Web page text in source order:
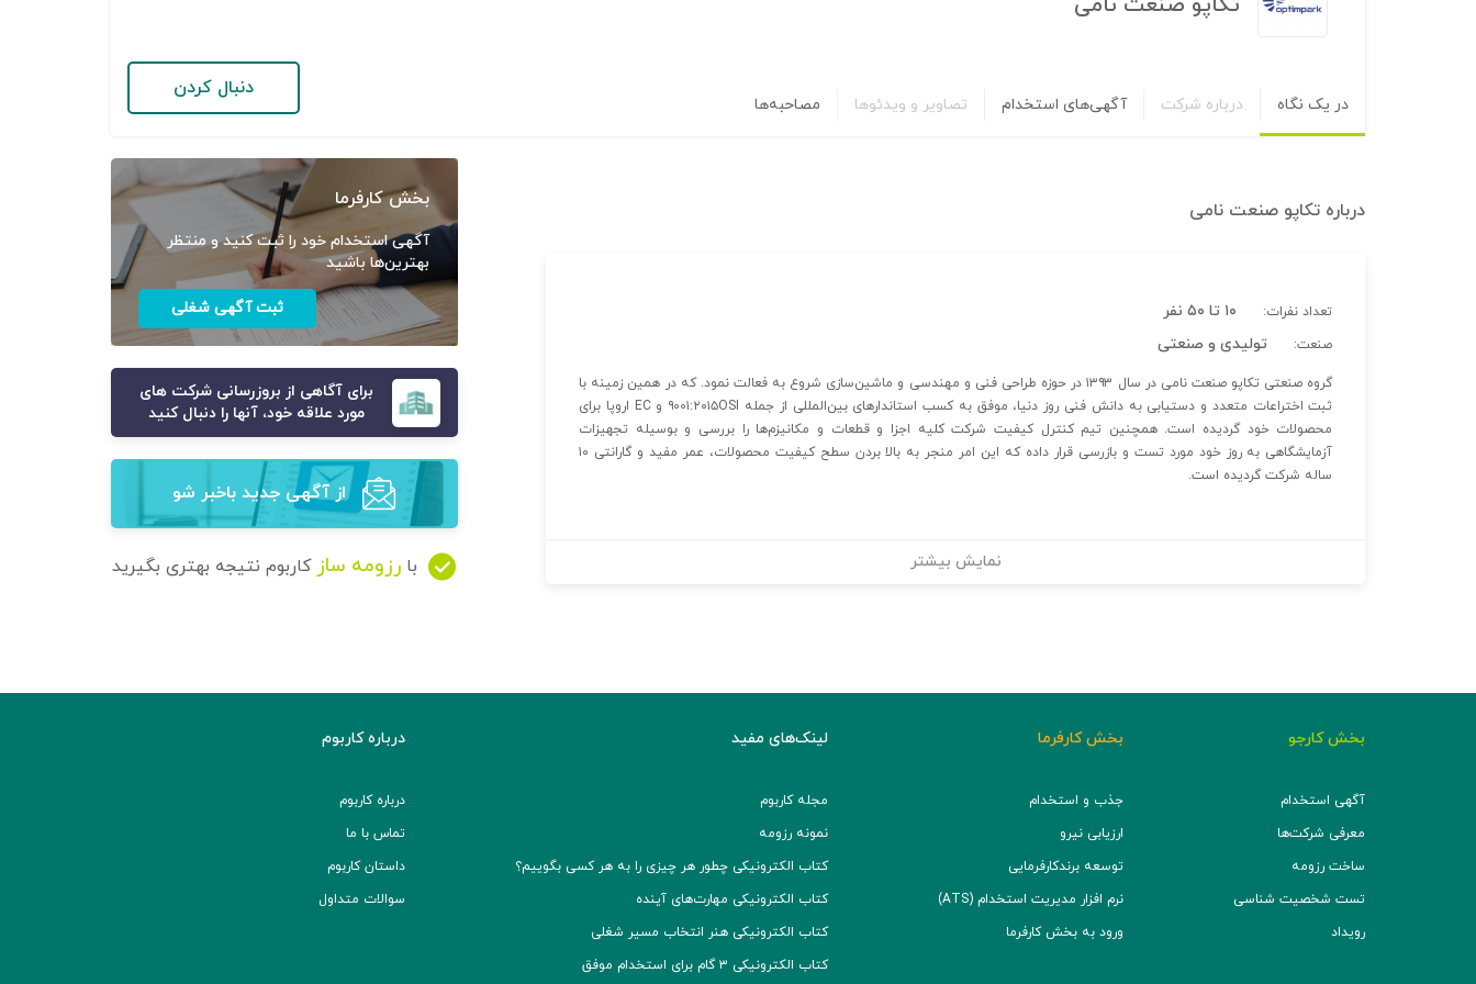
در یک نگاه درباره شرکت آگهی‌های استخدام تصاویر و ویدئوها مصاحبه‌ها
دنبال کردن
درباره تکاپو صنعت نامی
تعداد نفرات: ۱۰ تا ۵۰ نفر
صنعت: تولیدی و صنعتی
گروه صنعتی تکاپو صنعت نامی در سال ۱۳۹۳ در حوزه طراحی فنی و مهندسی و ماشین‌سازی شروع به فعالت نمود. که در همین زمینه با
ثبت اختراعات متعدد و دستیابی به دانش فنی روز دنیا، موفق به کسب استاندارهای بین‌المللی از جمله ۹۰۰۱:۲۰۱۵OSI و EC اروپا برای
محصولات خود گردیده است. همچنین تیم کنترل کیفیت شرکت کلیه اجزا و قطعات و مکانیزم‌ها را بررسی و بوسیله تجهیزات
آزمایشگاهی به روز خود مورد تست و بازرسی قرار داده که این امر منجر به بالا بردن سطح کیفیت محصولات، عمر مفید و گارانتی ۱۰
ساله شرکت گردیده است.
نمایش بیشتر
بخش کارفرما
آگهی استخدام خود را ثبت کنید و منتظر
بهترین‌ها باشید
ثبت آگهی شغلی
برای آگاهی از بروزرسانی شرکت های
مورد علاقه خود، آنها را دنبال کنید
از آگهی‌ جدید باخبر شو
با رزومه ساز کاربوم نتیجه بهتری بگیرید
بخش کارجو
آگهی استخدام
معرفی شرکت‌ها
ساخت رزومه
تست شخصیت شناسی
رویداد
بخش کارفرما
جذب و استخدام
ارزیابی نیرو
توسعه برند‌کارفرمایی
نرم افزار مدیریت استخدام (ATS)
ورود به بخش کارفرما
لینک‌های مفید
مجله کاربوم
نمونه رزومه
کتاب الکترونیکی چطور هر چیزی را به هر کسی بگوییم؟
کتاب الکترونیکی مهارت‌های آینده
کتاب الکترونیکی هنر انتخاب مسیر شغلی
کتاب الکترونیکی ۳ گام برای استخدام موفق
درباره کاربوم
درباره کاربوم
تماس با ما
داستان کاربوم
سوالات متداول